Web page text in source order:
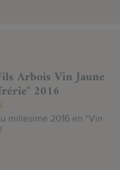
Arbois Vin Jaune
2016
millésime 2016 en “Vin